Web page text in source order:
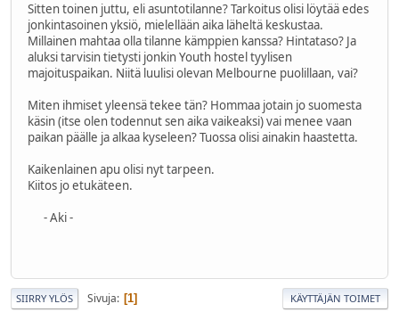
Sitten toinen juttu, eli asuntotilanne? Tarkoitus olisi löytää edes
jonkintasoinen yksiö, mielellään aika läheltä keskustaa.
Millainen mahtaa olla tilanne kämppien kanssa? Hintataso? Ja
aluksi tarvisin tietysti jonkin Youth hostel tyylisen
majoituspaikan. Niitä luulisi olevan Melbourne puolillaan, vai?
Miten ihmiset yleensä tekee tän? Hommaa jotain jo suomesta
käsin (itse olen todennut sen aika vaikeaksi) vai menee vaan
paikan päälle ja alkaa kyseleen? Tuossa olisi ainakin haastetta.
Kaikenlainen apu olisi nyt tarpeen.
Kiitos jo etukäteen.
- Aki -
SIIRRY YLÖS Sivuja 1 KÄYTTÄJÄN TOIMET